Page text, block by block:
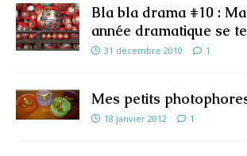
Bla bla drama #10 :
année dramatique se
31 décembre 2010 1
Mes petits
18 janvier 2012 1